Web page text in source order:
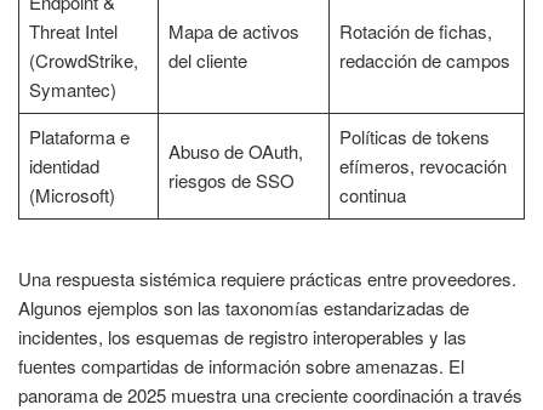
Threat Intel
(CrowdStrike,
Symantec)
Mapa de activos
del cliente
Rotación de fichas,
redacción de campos
Plataforma e
identidad
(Microsoft)
Abuso de OAuth,
riesgos de SSO
Políticas de tokens
efímeros, revocación
continua
Una respuesta sistémica requiere prácticas entre proveedores.
Algunos ejemplos son las taxonomías estandarizadas de
incidentes, los esquemas de registro interoperables y las
fuentes compartidas de información sobre amenazas. El
panorama de 2025 muestra una creciente coordinación a través